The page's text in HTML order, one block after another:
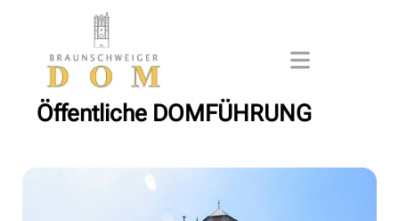
Öffentliche DOMFÜHRUNG